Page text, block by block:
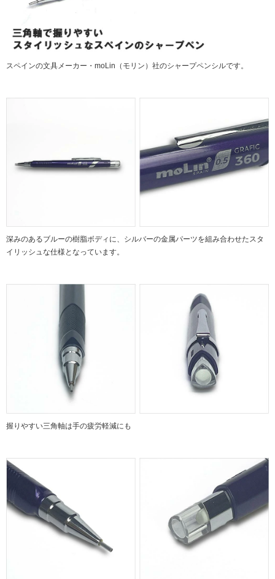
スペインの文具メーカー・moLin（モリン）社のシャープペンシルです。
深みのあるブルーの樹脂ボディに、シルバーの金属パーツを組み合わせたスタ
イリッシュな仕様となっています。
握りやすい三角軸は手の疲労軽減にも